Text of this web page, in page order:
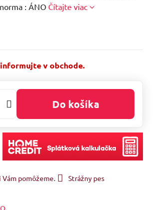
: ÁNO Čítajte viac
v obchode.
Do košíka
Vám pomôžeme.
Strážny pes